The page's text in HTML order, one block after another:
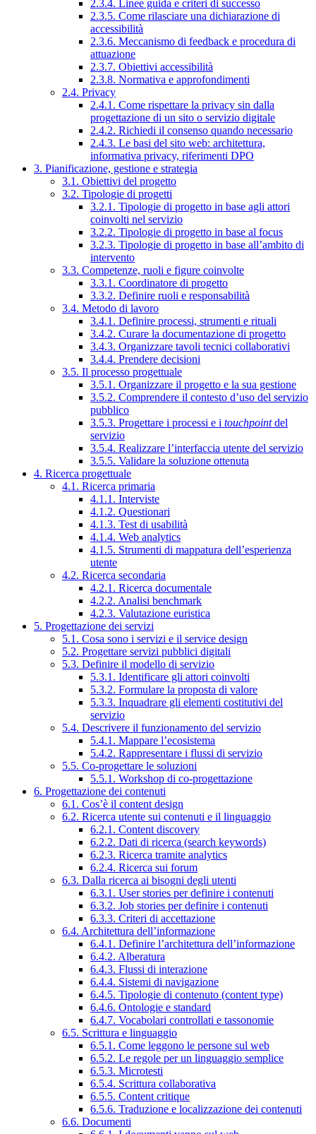
2.3.4. Linee guida e criteri di successo
2.3.5. Come rilasciare una dichiarazione di
accessibilità
2.3.6. Meccanismo di feedback e procedura di
attuazione
2.3.7. Obiettivi accessibilità
2.3.8. Normativa e approfondimenti
2.4. Privacy
2.4.1. Come rispettare la privacy sin dalla
progettazione di un sito o servizio digitale
2.4.2. Richiedi il consenso quando necessario
2.4.3. Le basi del sito web: architettura,
informativa privacy, riferimenti DPO
3. Pianificazione, gestione e strategia
3.1. Obiettivi del progetto
3.2. Tipologie di progetti
3.2.1. Tipologie di progetto in base agli attori
coinvolti nel servizio
3.2.2. Tipologie di progetto in base al focus
3.2.3. Tipologie di progetto in base all’ambito di
intervento
3.3. Competenze, ruoli e figure coinvolte
3.3.1. Coordinatore di progetto
3.3.2. Definire ruoli e responsabilità
3.4. Metodo di lavoro
3.4.1. Definire processi, strumenti e rituali
3.4.2. Curare la documentazione di progetto
3.4.3. Organizzare tavoli tecnici collaborativi
3.4.4. Prendere decisioni
3.5. Il processo progettuale
3.5.1. Organizzare il progetto e la sua gestione
3.5.2. Comprendere il contesto d’uso del servizio
pubblico
3.5.3. Progettare i processi e i touchpointdel
servizio
3.5.4. Realizzare l’interfaccia utente del servizio
3.5.5. Validare la soluzione ottenuta
4. Ricerca progettuale
4.1. Ricerca primaria
4.1.1. Interviste
4.1.2. Questionari
4.1.3. Test di usabilità
4.1.4. Web analytics
4.1.5. Strumenti di mappatura dell’esperienza
utente
4.2. Ricerca secondaria
4.2.1. Ricerca documentale
4.2.2. Analisi benchmark
4.2.3. Valutazione euristica
5. Progettazione dei servizi
5.1. Cosa sono i servizi e il service design
5.2. Progettare servizi pubblici digitali
5.3. Definire il modello di servizio
5.3.1. Identificare gli attori coinvolti
5.3.2. Formulare la proposta di valore
5.3.3. Inquadrare gli elementi costitutivi del
servizio
5.4. Descrivere il funzionamento del servizio
5.4.1. Mappare l’ecosistema
5.4.2. Rappresentare i flussi di servizio
5.5. Co-progettare le soluzioni
5.5.1. Workshop di co-progettazione
6. Progettazione dei contenuti
6.1. Cos’è il content design
6.2. Ricerca utente sui contenuti e il linguaggio
6.2.1. Content discovery
6.2.2. Dati di ricerca (search keywords)
6.2.3. Ricerca tramite analytics
6.2.4. Ricerca sui forum
6.3. Dalla ricerca ai bisogni degli utenti
6.3.1. User stories per definire i contenuti
6.3.2. Job stories per definire i contenuti
6.3.3. Criteri di accettazione
6.4. Architettura dell’informazione
6.4.1. Definire l’architettura dell’informazione
6.4.2. Alberatura
6.4.3. Flussi di interazione
6.4.4. Sistemi di navigazione
6.4.5. Tipologie di contenuto (content type)
6.4.6. Ontologie e standard
6.4.7. Vocabolari controllati e tassonomie
6.5. Scrittura e linguaggio
6.5.1. Come leggono le persone sul web
6.5.2. Le regole per un linguaggio semplice
6.5.3. Microtesti
6.5.4. Scrittura collaborativa
6.5.5. Content critique
6.5.6. Traduzione e localizzazione dei contenuti
6.6. Documenti